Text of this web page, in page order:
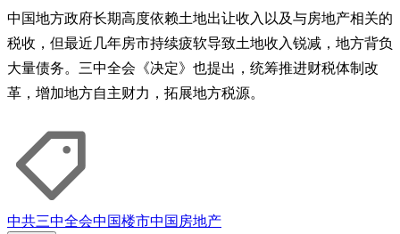
中国地方政府长期高度依赖土地出让收入以及与房地产相关的
税收，但最近几年房市持续疲软导致土地收入锐减，地方背负
大量债务。三中全会《决定》也提出，统筹推进财税体制改
革，增加地方自主财力，拓展地方税源。
中共三中全会中国楼市中国房地产